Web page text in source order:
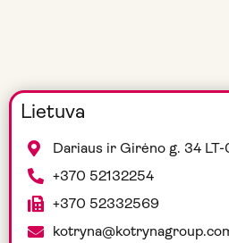
Lietuva
Dariaus ir Girėno g. 34
+370 52132254
+370 52332569